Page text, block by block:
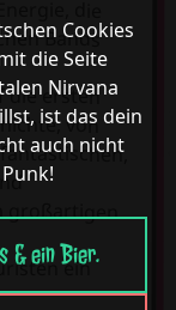
Bands
die ersten
von
großartigen
ein
Cookies
die Seite
Nirvana
ist das dein
auch nicht
& ein Bier.